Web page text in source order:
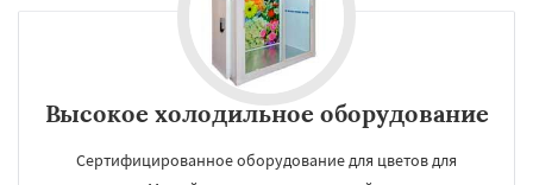
Высокое холодильное оборудование
Сертифицированное оборудование для цветов для